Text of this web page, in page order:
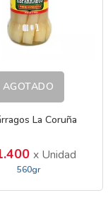
AGOTADO
La Coruña
x Unidad
560gr